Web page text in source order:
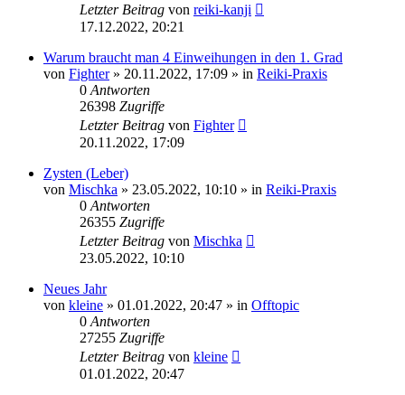
Letzter Beitrag von reiki-kanji
17.12.2022, 20:21
Warum braucht man 4 Einweihungen in den 1. Grad
von Fighter» 20.11.2022, 17:09 » in Reiki-Praxis
0 Antworten
26398 Zugriffe
Letzter Beitrag von Fighter
20.11.2022, 17:09
Zysten (Leber)
von Mischka » 23.05.2022, 10:10 » in Reiki-Praxis
0 Antworten
26355 Zugriffe
Letzter Beitrag von Mischka
23.05.2022, 10:10
Neues Jahr
von kleine » 01.01.2022, 20:47 » in Offtopic
0 Antworten
27255 Zugriffe
Letzter Beitrag von kleine
01.01.2022, 20:47